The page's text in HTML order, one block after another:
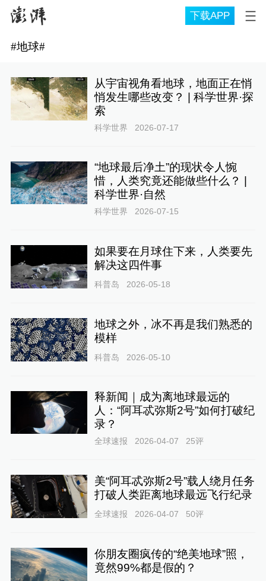
下载APP
#地球#
从宇宙视角看地球，地面正在悄
悄发生哪些改变？ | 科学世界·探
索
科学世界 2026-07-17
“地球最后净土”的现状令人惋
惜，人类究竟还能做些什么？ |
科学世界·自然
科学世界 2026-07-15
如果要在月球住下来，人类要先
解决这四件事
科普岛 2026-05-18
地球之外，冰不再是我们熟悉的
模样
科普岛 2026-05-10
释新闻｜成为离地球最远的
人：“阿耳忒弥斯2号”如何打破纪
录？
全球速报 2026-04-07 25评
美“阿耳忒弥斯2号”载人绕月任务
打破人类距离地球最远飞行纪录
全球速报 2026-04-07 50评
你朋友圈疯传的“绝美地球”照，
竟然99%都是假的？